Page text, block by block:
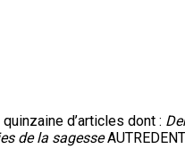
d’articles dont :
de la sagesse